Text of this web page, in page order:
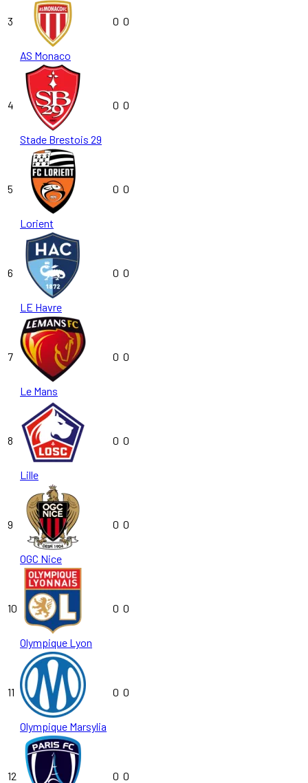
3
AS Monaco
0 0
4
Stade Brestois 29
0 0
5
Lorient
0 0
6
LE Havre
0 0
7
Le Mans
0 0
8
Lille
0 0
9
OGC Nice
0 0
10
Olympique Lyon
0 0
11
Olympique Marsylia
0 0
12 0 0